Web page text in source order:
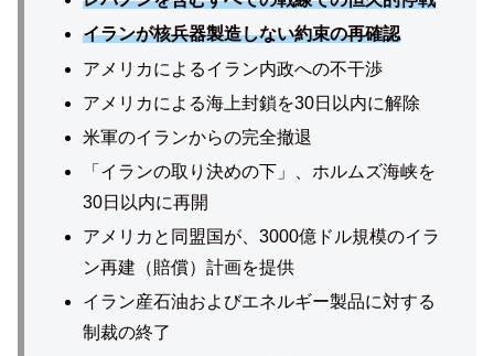
イランが核兵器製造しない約束の再確認
アメリカによるイラン内政への不干渉
アメリカによる海上封鎖を30日以内に解除
米軍のイランからの完全撤退
「イランの取り決めの下」、ホルムズ海峡を
30日以内に再開
アメリカと同盟国が、3000億ドル規模のイラ
ン再建（賠償）計画を提供
イラン産石油およびエネルギー製品に対する
制裁の終了